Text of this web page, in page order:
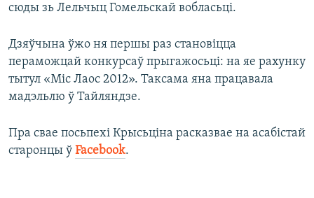
сюды зь Лельчыц Гомельскай вобласьці.
Дзяўчына ўжо ня першы раз становіцца
пераможцай конкурсаў прыгажосьці: на яе рахунку
тытул «Міс Лаос 2012». Таксама яна працавала
мадэльлю ў Тайляндзе.
Пра свае посьпехі Крысьціна расказвае на асабістай
старонцы ў Facebook.